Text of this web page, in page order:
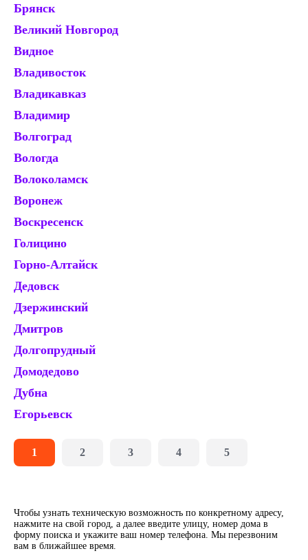
Брянск
Великий Новгород
Видное
Владивосток
Владикавказ
Владимир
Волгоград
Вологда
Волоколамск
Воронеж
Воскресенск
Голицино
Горно-Алтайск
Дедовск
Дзержинский
Дмитров
Долгопрудный
Домодедово
Дубна
Егорьевск
1 2 3 4 5
Чтобы узнать техническую возможность по конкретному адресу,
нажмите на свой город, а далее введите улицу, номер дома в
форму поиска и укажите ваш номер телефона. Мы перезвоним
вам в ближайшее время.